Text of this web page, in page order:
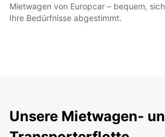
Mietwagen von Europcar – bequem,
Ihre Bedürfnisse abgestimmt.
Unsere Mietwagen-